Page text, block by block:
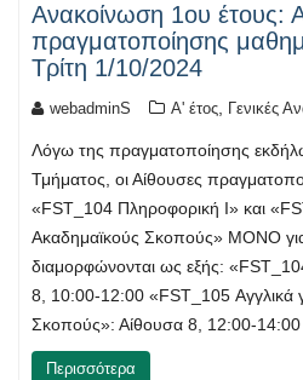
Ανακοίνωση 1ου έτους:
πραγματοποίησης
Τρίτη 1/10/2024
webadminS Α' έτος, Γενικές
Λόγω της πραγματοποίησης
Τμήματος, οι Αίθουσες
«FST_104 Πληροφορική Ι» και
Ακαδημαϊκούς Σκοπούς» ΜΟΝΟ
διαμορφώνονται ως εξής:
8, 10:00-12:00 «FST_105 Αγγλικά
Σκοπούς»: Αίθουσα 8, 12:00-14:00
Περισσότερα